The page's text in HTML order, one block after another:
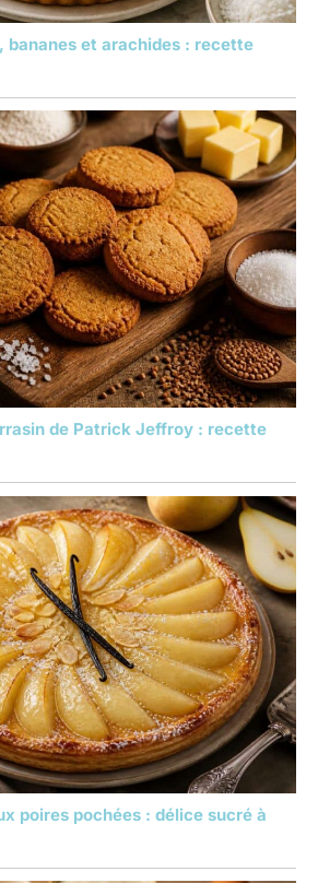
bananes et arachides : recette
de Patrick Jeffroy : recette
poires pochées : délice sucré à